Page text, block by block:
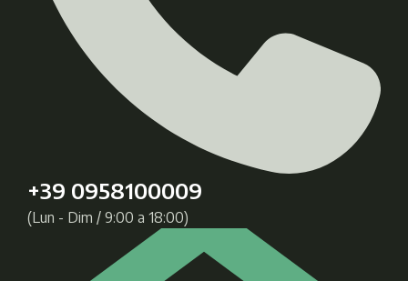
+39 0958100009
(Lun - Dim / 9:00 a 18:00)